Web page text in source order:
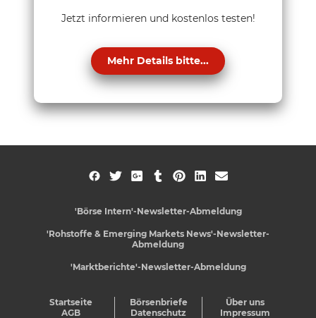
Jetzt informieren und kostenlos testen!
Mehr Details bitte...
'Börse Intern'-Newsletter-Abmeldung
'Rohstoffe & Emerging Markets News'-Newsletter-
Abmeldung
'Marktberichte'-Newsletter-Abmeldung
Startseite Börsenbriefe
Über uns
AGB
Datenschutz
Impressum